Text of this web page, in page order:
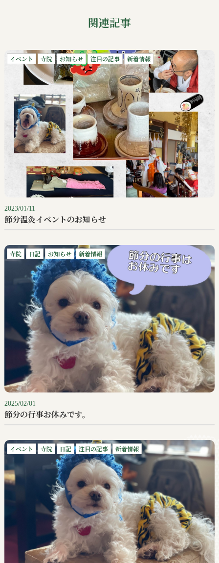
関連記事
イベント 寺院 お知らせ 注目の記事 新着情報
2023/01/11
節分温灸イベントのお知らせ
寺院 日記 お知らせ 新着情報
2025/02/01
節分の行事お休みです。
イベント 寺院 日記 注目の記事 新着情報